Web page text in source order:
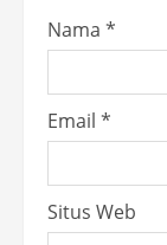
Nama *
Email *
Situs Web